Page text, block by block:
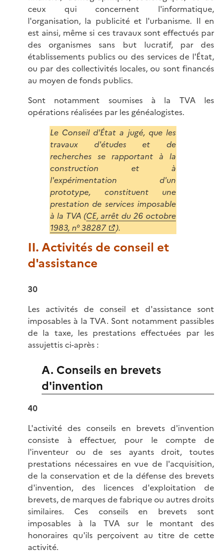
ceux qui concernent l'informatique,
l'organisation, la publicité et l'urbanisme. Il en
est ainsi, même si ces travaux sont effectués par
des organismes sans but lucratif, par des
établissements publics ou des services de l'État,
ou par des collectivités locales, ou sont financés
au moyen de fonds publics.
Sont notamment soumises à la TVA les
opérations réalisées par les généalogistes.
Le Conseil d'État a jugé, que les
travaux d'études et de
recherches se rapportant à la
construction et à
l'expérimentation d'un
prototype, constituent une
prestation de services imposable
à la TVA (CE, arrêt du 26 octobre
1983, n° 38287
).
II. Activités de conseil et
d'assistance
30
Les activités de conseil et d'assistance sont
imposables à la TVA. Sont notamment passibles
de la taxe, les prestations effectuées par les
assujettis ci-après :
A. Conseils en brevets
d'invention
40
L'activité des conseils en brevets d'invention
consiste à effectuer, pour le compte de
l'inventeur ou de ses ayants droit, toutes
prestations nécessaires en vue de l'acquisition,
de la conservation et de la défense des brevets
d'invention, des licences d'exploitation de
brevets, de marques de fabrique ou autres droits
similaires. Ces conseils en brevets sont
imposables à la TVA sur le montant des
honoraires qu'ils perçoivent au titre de cette
activité.